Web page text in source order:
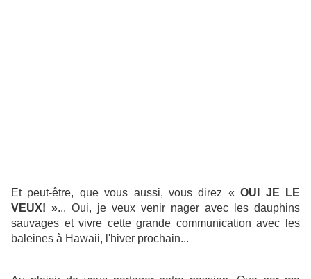
Et peut-être, que vous aussi, vous direz «OUI JE LE
VEUX! »... Oui, je veux venir nager avec les dauphins
sauvages et vivre cette grande communication avec les
baleines à Hawaii, l'hiver prochain...